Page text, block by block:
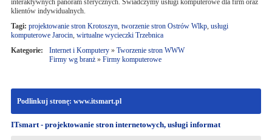
interaktywnych panoram sferycznych. Świadczymy usługi komputerowe dla firm oraz
klientów indywidualnych.
Tagi: projektowanie stron Krotoszyn, tworzenie stron Ostrów Wlkp, usługi
komputerowe Jarocin, wirtualne wycieczki Trzebnica
Kategorie:
Internet i Komputery» Tworzenie stron WWW
Firmy wg branż» Firmy komputerowe
Podlinkuj stronę: www.itsmart.pl
ITsmart - projektowanie stron internetowych, usługi informat